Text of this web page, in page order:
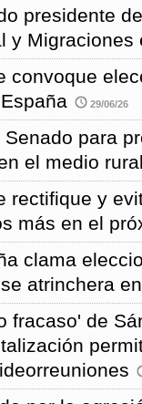
presidente
y Migraciones
convoque
29/06/26
para
el medio
rectifique y
más en el
clama
atrinchera
fracaso' de